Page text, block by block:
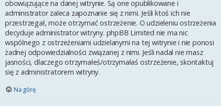
obowiązujące na danej witrynie. Są one opublikowane i
administrator zaleca zapoznanie się z nimi. Jeśli ktoś ich nie
przestrzegał, może otrzymać ostrzeżenie. O udzieleniu ostrzeżenia
decyduje administrator witryny. phpBB Limited nie ma nic
wspólnego z ostrzeżeniami udzielanymi na tej witrynie i nie ponosi
żadnej odpowiedzialności związanej z nimi. Jeśli nadal nie masz
jasności, dlaczego otrzymałeś/otrzymałaś ostrzeżenie, skontaktuj
się z administratorem witryny.
Na górę